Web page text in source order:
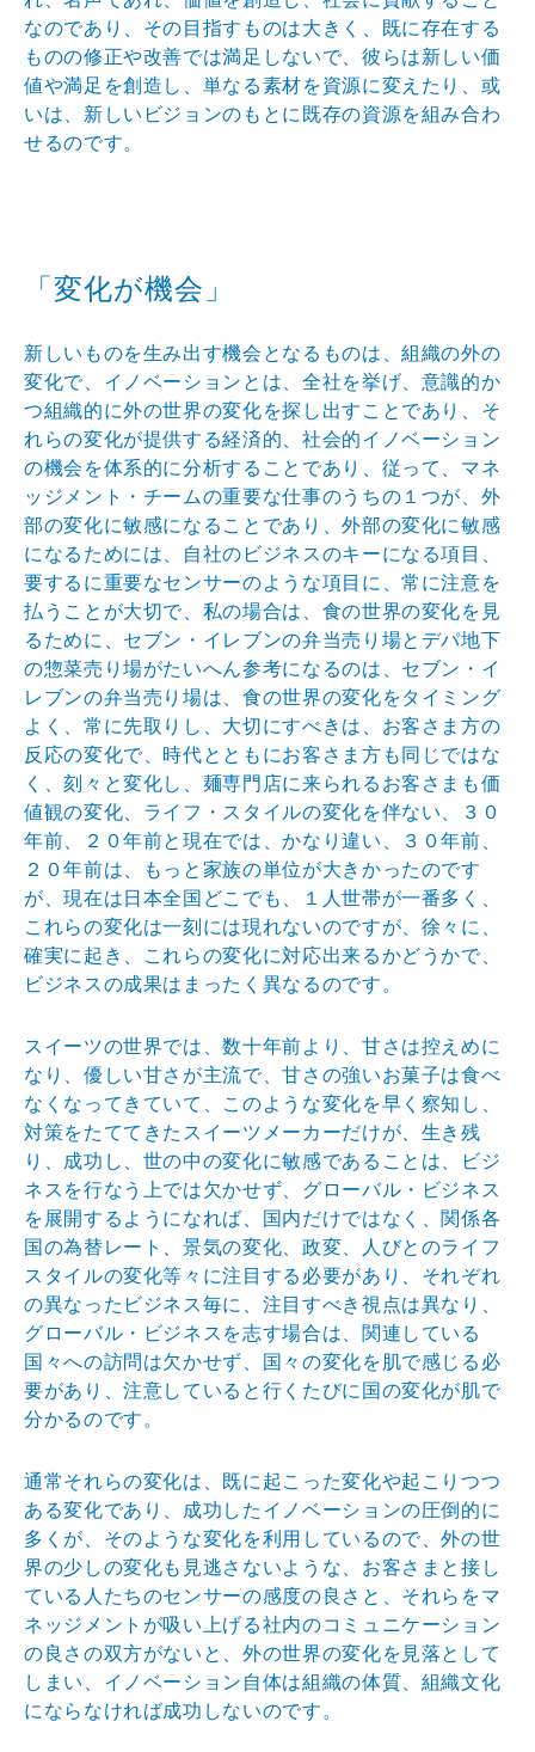
なのであり、その目指すものは大きく、既に存在する
ものの修正や改善では満足しないで、彼らは新しい価
値や満足を創造し、単なる素材を資源に変えたり、或
いは、新しいビジョンのもとに既存の資源を組み合わ
せるのです。
「変化が機会」
新しいものを生み出す機会となるものは、組織の外の
変化で、イノベーションとは、全社を挙げ、意識的か
つ組織的に外の世界の変化を探し出すことであり、そ
れらの変化が提供する経済的、社会的イノベーション
の機会を体系的に分析することであり、従って、マネ
ッジメント・チームの重要な仕事のうちの１つが、外
部の変化に敏感になることであり、外部の変化に敏感
になるためには、自社のビジネスのキーになる項目、
要するに重要なセンサーのような項目に、常に注意を
払うことが大切で、私の場合は、食の世界の変化を見
るために、セブン・イレブンの弁当売り場とデパ地下
の惣菜売り場がたいへん参考になるのは、セブン・イ
レブンの弁当売り場は、食の世界の変化をタイミング
よく、常に先取りし、大切にすべきは、お客さま方の
反応の変化で、時代とともにお客さま方も同じではな
く、刻々と変化し、麺専門店に来られるお客さまも価
値観の変化、ライフ・スタイルの変化を伴ない、３０
年前、２０年前と現在では、かなり違い、３０年前、
２０年前は、もっと家族の単位が大きかったのです
が、現在は日本全国どこでも、１人世帯が一番多く、
これらの変化は一刻には現れないのですが、徐々に、
確実に起き、これらの変化に対応出来るかどうかで、
ビジネスの成果はまったく異なるのです。
スイーツの世界では、数十年前より、甘さは控えめに
なり、優しい甘さが主流で、甘さの強いお菓子は食べ
なくなってきていて、このような変化を早く察知し、
対策をたててきたスイーツメーカーだけが、生き残
り、成功し、世の中の変化に敏感であることは、ビジ
ネスを行なう上では欠かせず、グローバル・ビジネス
を展開するようになれば、国内だけではなく、関係各
国の為替レート、景気の変化、政変、人びとのライフ
スタイルの変化等々に注目する必要があり、それぞれ
の異なったビジネス毎に、注目すべき視点は異なり、
グローバル・ビジネスを志す場合は、関連している
国々への訪問は欠かせず、国々の変化を肌で感じる必
要があり、注意していると行くたびに国の変化が肌で
分かるのです。
通常それらの変化は、既に起こった変化や起こりつつ
ある変化であり、成功したイノベーションの圧倒的に
多くが、そのような変化を利用しているので、外の世
界の少しの変化も見逃さないような、お客さまと接し
ている人たちのセンサーの感度の良さと、それらをマ
ネッジメントが吸い上げる社内のコミュニケーション
の良さの双方がないと、外の世界の変化を見落として
しまい、イノベーション自体は組織の体質、組織文化
にならなければ成功しないのです。